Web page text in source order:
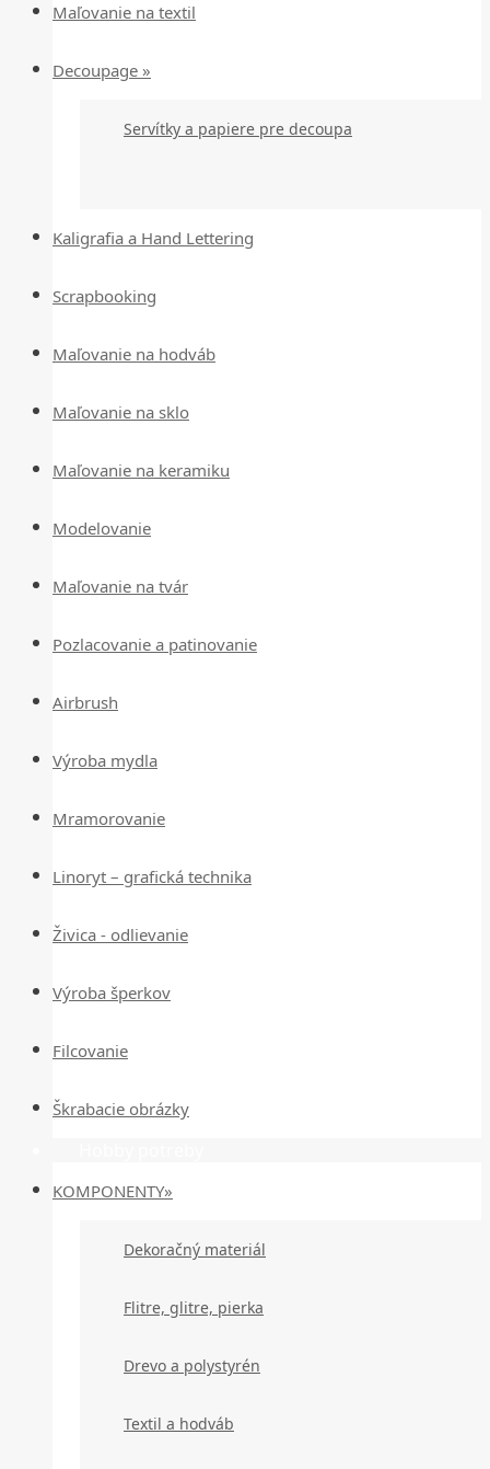
Maľovanie na textil
Decoupage »
Servítky a papiere pre decoupa
Kaligrafia a Hand Lettering
Scrapbooking
Maľovanie na hodváb
Maľovanie na sklo
Maľovanie na keramiku
Modelovanie
Maľovanie na tvár
Pozlacovanie a patinovanie
Airbrush
Výroba mydla
Mramorovanie
Linoryt – grafická technika
Živica - odlievanie
Výroba šperkov
Filcovanie
Škrabacie obrázky
KOMPONENTY»
Dekoračný materiál
Flitre, glitre, pierka
Drevo a polystyrén
Textil a hodváb